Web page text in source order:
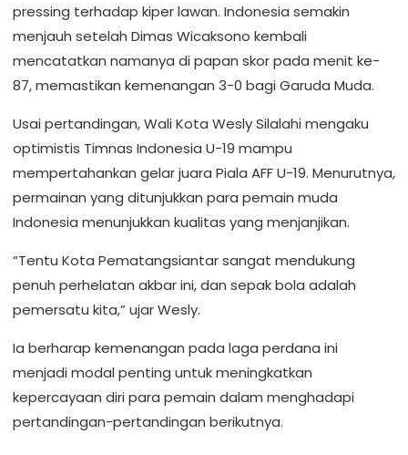
pressing terhadap kiper lawan. Indonesia semakin
menjauh setelah Dimas Wicaksono kembali
mencatatkan namanya di papan skor pada menit ke-
87, memastikan kemenangan 3-0 bagi Garuda Muda.
Usai pertandingan, Wali Kota Wesly Silalahi mengaku
optimistis Timnas Indonesia U-19 mampu
mempertahankan gelar juara Piala AFF U-19. Menurutnya,
permainan yang ditunjukkan para pemain muda
Indonesia menunjukkan kualitas yang menjanjikan.
“Tentu Kota Pematangsiantar sangat mendukung
penuh perhelatan akbar ini, dan sepak bola adalah
pemersatu kita,” ujar Wesly.
Ia berharap kemenangan pada laga perdana ini
menjadi modal penting untuk meningkatkan
kepercayaan diri para pemain dalam menghadapi
pertandingan-pertandingan berikutnya.